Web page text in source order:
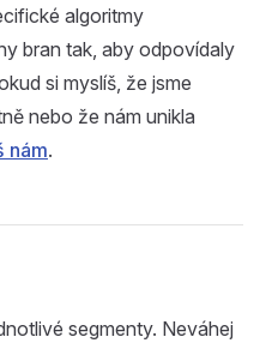
algoritmy
bran tak, aby odpovídaly
si myslíš, že jsme
nebo že nám unikla
nám.
segmenty. Neváhej